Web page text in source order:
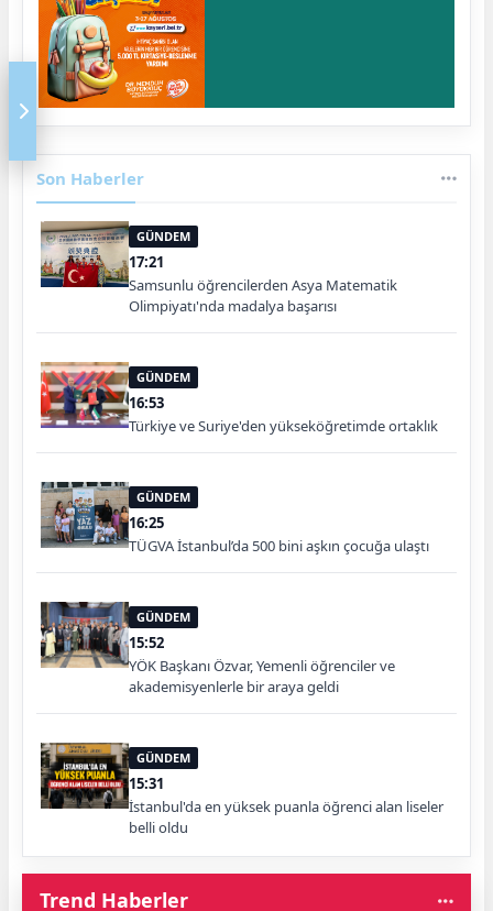
Son Haberler
GÜNDEM
17:21
Samsunlu öğrencilerden Asya Matematik
Olimpiyatı'nda madalya başarısı
GÜNDEM
16:53
Türkiye ve Suriye'den yükseköğretimde ortaklık
GÜNDEM
16:25
TÜGVA İstanbul’da 500 bini aşkın çocuğa ulaştı
GÜNDEM
15:52
YÖK Başkanı Özvar, Yemenli öğrenciler ve
akademisyenlerle bir araya geldi
GÜNDEM
15:31
İstanbul'da en yüksek puanla öğrenci alan liseler
belli oldu
Trend Haberler